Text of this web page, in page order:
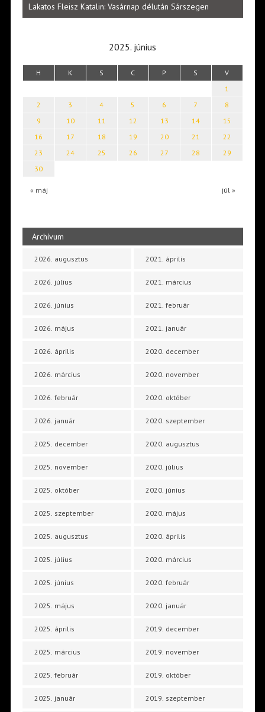
Lakatos Fleisz Katalin: Vasárnap délután Sárszegen
2025. június
H K S C P S V
« máj júl »
1
2
3 4 5 6 7
8
9
10 11 12 13 14
15
16
17 18 19 20 21
22
23
24 25 26 27 28
29
30
Archívum
2026. augusztus
2026. július
2026. június
2026. május
2026. április
2026. március
2026. február
2026. január
2025. december
2025. november
2025. október
2025. szeptember
2025. augusztus
2025. július
2025. június
2025. május
2025. április
2025. március
2025. február
2025. január
2021. április
2021. március
2021. február
2021. január
2020. december
2020. november
2020. október
2020. szeptember
2020. augusztus
2020. július
2020. június
2020. május
2020. április
2020. március
2020. február
2020. január
2019. december
2019. november
2019. október
2019. szeptember